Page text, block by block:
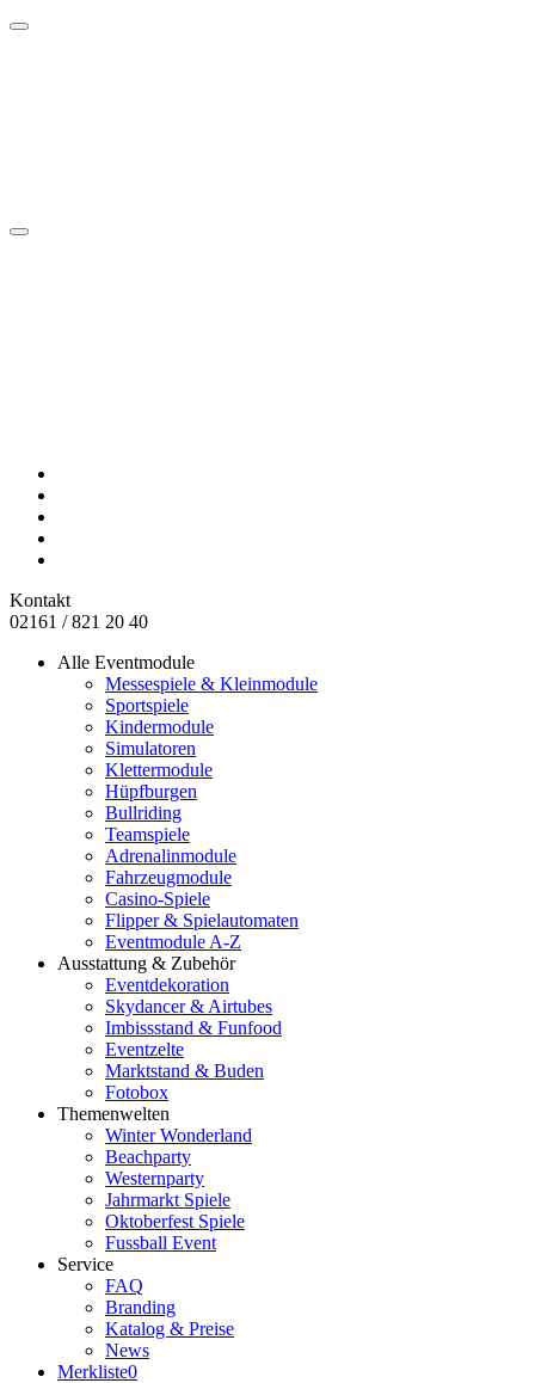
Kontakt
02161 / 821 20 40
Alle Eventmodule
Messespiele & Kleinmodule
Sportspiele
Kindermodule
Simulatoren
Klettermodule
Hüpfburgen
Bullriding
Teamspiele
Adrenalinmodule
Fahrzeugmodule
Casino-Spiele
Flipper & Spielautomaten
Eventmodule A-Z
Ausstattung & Zubehör
Eventdekoration
Skydancer & Airtubes
Imbissstand & Funfood
Eventzelte
Marktstand & Buden
Fotobox
Themenwelten
Winter Wonderland
Beachparty
Westernparty
Jahrmarkt Spiele
Oktoberfest Spiele
Fussball Event
Service
FAQ
Branding
Katalog & Preise
News
Merkliste0